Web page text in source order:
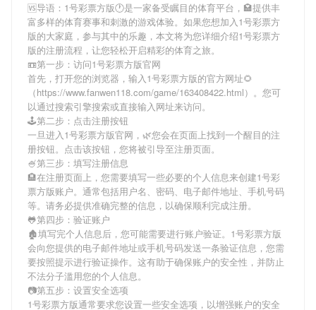
🆚导语： 1号彩票方版🕐是一家备受瞩目的体育平台，🏩提供丰
富多样的体育赛事和刺激的游戏体验。如果您想加入1号彩票方
版的大家庭，参与其中的乐趣，本文将为您详细介绍1号彩票方
版的注册流程，让您轻松开启精彩的体育之旅。
📼第一步：访问1号彩票方版官网
首先，打开您的浏览器，输入1号彩票方版的官方网址🌻
（https://www.fanwen118.com/game/163408422.html）。您可
以通过搜索引擎搜索或直接输入网址来访问。
🕹第二步：点击注册按钮
一旦进入1号彩票方版官网，🌿您会在页面上找到一个醒目的注
册按钮。点击该按钮，您将被引导至注册页面。
🍧第三步：填写注册信息
🏨在注册页面上，您需要填写一些必要的个人信息来创建1号彩
票方版账户。通常包括用户名、密码、电子邮件地址、手机号码
等。请务必提供准确完整的信息，以确保顺利完成注册。
🐸第四步：验证账户
🏚填写完个人信息后，您可能需要进行账户验证。 1号彩票方版
会向您提供的电子邮件地址或手机号码发送一条验证信息，您需
要按照提示进行验证操作。这有助于确保账户的安全性，并防止
不法分子滥用您的个人信息。
📷第五步：设置安全选项
1号彩票方版通常要求您设置一些安全选项，以增强账户的安全